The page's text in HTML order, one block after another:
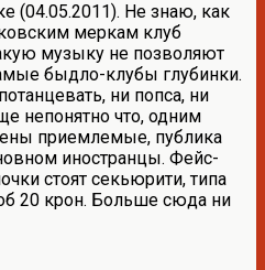
(04.05.2011). Не знаю, как
меркам клуб
музыку не позволяют
быдло-клубы глубинки.
ни попса, ни
непонятно что, одним
приемлемые, публика
иностранцы. Фейс-
стоят секьюрити, типа
20 крон. Больше сюда ни